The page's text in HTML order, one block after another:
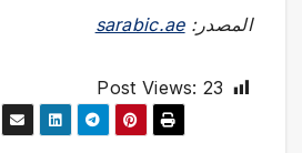
المصدر:sarabic.ae
Post Views: 23